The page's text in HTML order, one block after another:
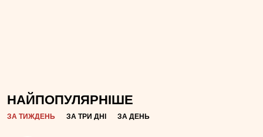
НАЙПОПУЛЯРНІШЕ
ЗА ТИЖДЕНЬ ЗА ТРИ ДНІ ЗА ДЕНЬ